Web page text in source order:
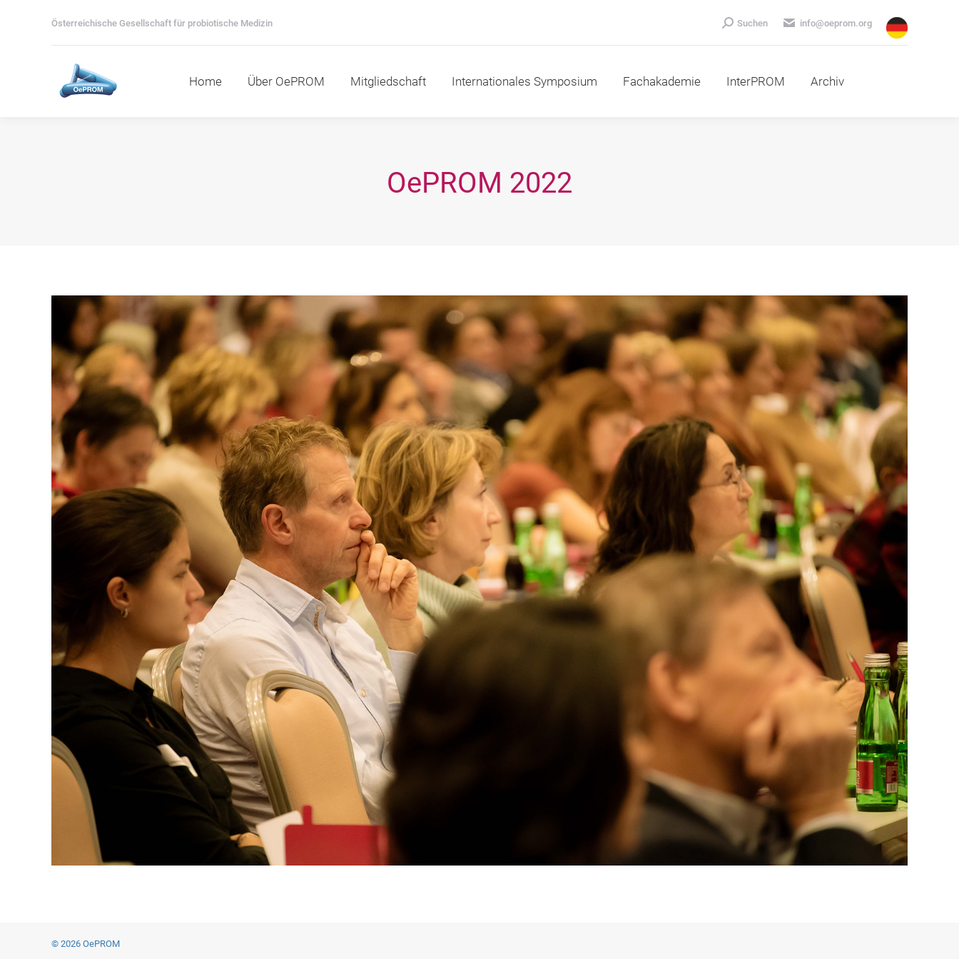
Österreichische Gesellschaft für probiotische Medizin Search:Suchen info@oeprom.org
Home Über OePROM Mitgliedschaft Internationales Symposium Fachakademie InterPROM Archiv
OePROM 2022
© 2026 OePROM
Home Über OePROM InterPROM Archiv